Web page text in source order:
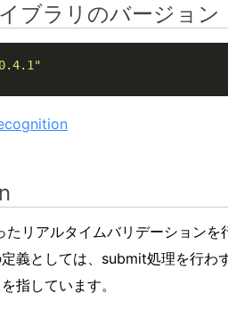
ブラリのバージョン
リアルタイムバリデーションを
義としては、submit処理を行わ
指しています。